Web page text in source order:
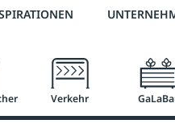
3 % Online-Rabatt
Verkehr